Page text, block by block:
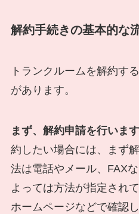
解約手続きの基本的な
トランクルームを解約す
があります。
まず、解約申請を行います
約したい場合には、まず
法は電話やメール、FAX
よっては方法が指定され
ホームページなどで確認